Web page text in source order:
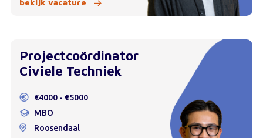
bekijk vacature
Projectcoördinator
Civiele Techniek
€4000 - €5000
MBO
Roosendaal